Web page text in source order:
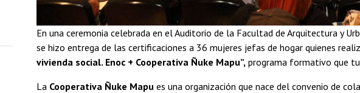
En una ceremonia celebrada en el Auditorio de la Facultad de Arquitectura y
se hizo entrega de las certificaciones a 36 mujeres jefas de hogar quienes
vivienda social. Enoc + Cooperativa Ñuke Mapu”, programa formativo que
La Cooperativa Ñuke Mapu es una organización que nace del convenio de